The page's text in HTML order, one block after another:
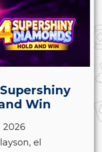
Win
2026
el